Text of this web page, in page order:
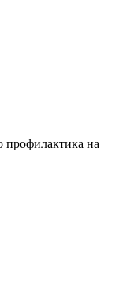
профилактика на